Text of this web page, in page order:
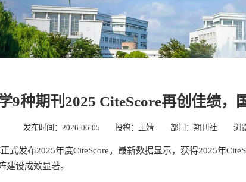
9种期刊2025 CiteScore再创佳绩，
发布时间：2026-06-05 投稿：王婧 部门：期刊社 浏
式发布2025年度CiteScore。最新数据显示，获得2025年
建设成效显著。